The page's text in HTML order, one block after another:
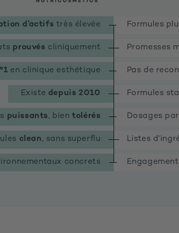
d’actifs très élevée Formules
prouvés cliniquement Promesses
en clinique esthétique Pas de
Existe depuis 2010 Formules
puissants, bientolérés Dosages
clean, sans superflu Listes
concrets